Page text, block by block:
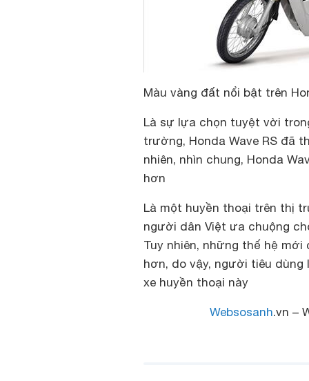
Màu vàng đất nổi bật trên
Là sự lựa chọn tuyệt vời
trường, Honda Wave RS đã
nhiên, nhìn chung, Honda
hơn
Là một huyền thoại trên thị
người dân Việt ưa chuộng
Tuy nhiên, những thế hệ
hơn, do vậy, người tiêu
xe huyền thoại này
Websosanh.vn –